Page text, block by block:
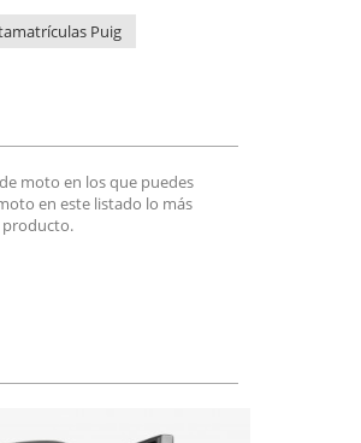
Puig
moto en los que puedes
en este listado lo más
producto.